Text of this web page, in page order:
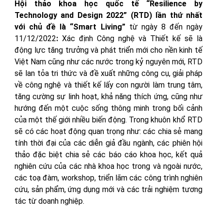
Hội thảo khoa học quốc tế “Resilience by
Technology and Design 2022” (RTD) lần thứ nhất
với chủ đề là “Smart Living” từ ngày 8 đến ngày
11/12/2022: Xác định Công nghệ và Thiết kế sẽ là
động lực tăng trưởng và phát triển mới cho nền kinh tế
Việt Nam cũng như các nước trong kỷ nguyên mới, RTD
sẽ lan tỏa tri thức và đề xuất những công cụ, giải pháp
về công nghệ và thiết kế lấy con người làm trung tâm,
tăng cường sự linh hoạt, khả năng thích ứng, cũng như
hướng đến một cuộc sống thông minh trong bối cảnh
của một thế giới nhiều biến động. Trong khuôn khổ RTD
sẽ có các hoạt động quan trọng như: các chia sẻ mang
tính thời đại của các diễn giả đầu ngành, các phiên hội
thảo đặc biệt chia sẻ các báo cáo khoa học, kết quả
nghiên cứu của các nhà khoa học trong và ngoài nước,
các toạ đàm, workshop, triển lãm các công trình nghiên
cứu, sản phẩm, ứng dụng mới và các trải nghiệm tương
tác từ doanh nghiệp.